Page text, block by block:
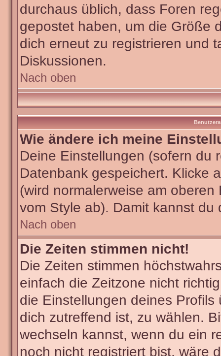
durchaus üblich, dass Foren
gepostet haben, um die Größe
dich erneut zu registrieren und
Diskussionen.
Nach oben
Wie ändere ich meine
Deine Einstellungen (sofern du
Datenbank gespeichert. Klicke
(wird normalerweise am
vom Style ab). Damit kannst
Nach oben
Die Zeiten stimmen nicht!
Die Zeiten stimmen
einfach die Zeitzone nicht
die Einstellungen deines
dich zutreffend ist, zu wählen.
wechseln kannst, wenn du ein
noch nicht registriert bist, wäre